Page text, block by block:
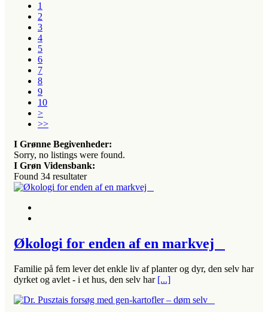
1
2
3
4
5
6
7
8
9
10
>
>>
I Grønne Begivenheder:
Sorry, no listings were found.
I Grøn Vidensbank:
Found 34 resultater
Økologi for enden af en markvej
Familie på fem lever det enkle liv af planter og dyr, den selv har
dyrket og avlet - i et hus, den selv har [...]